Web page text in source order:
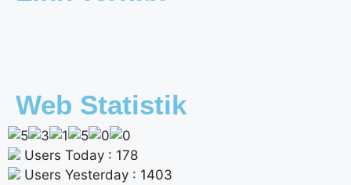
Web Statistik
Users Today : 178
Users Yesterday : 1403